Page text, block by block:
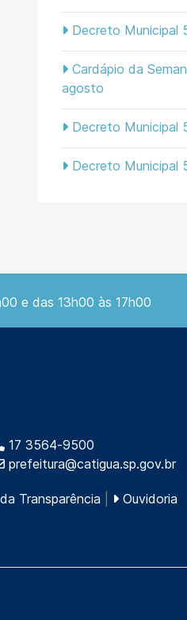
Decreto Municipal
Cardápio da
agosto
Decreto Municipal
Decreto Municipal
e das 13h00 às 17h00
17 3564-9500
prefeitura@catigua.sp.gov.br
Transparência Ouvidoria